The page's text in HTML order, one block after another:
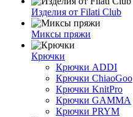
Изделия от Filati Club
Миксы пряжи
Крючки
Крючки ADDI
Крючки ChiaoGoo
Крючки KnitPro
Крючки GAMMA
Крючки PRYM